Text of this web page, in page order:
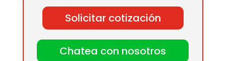
cantidad
Solicitar cotización
Chatea con nosotros